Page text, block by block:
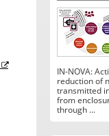
IN-NOVA:
reduction of
transmitted
from
through ...